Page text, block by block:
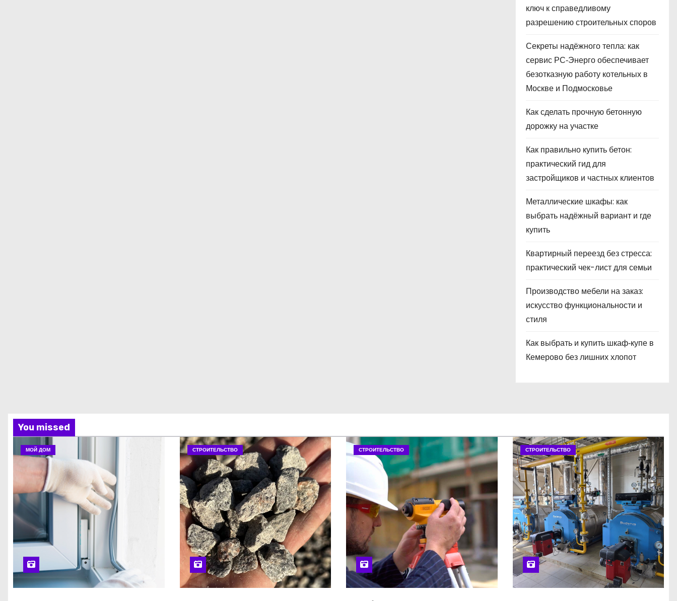
ключ к справедливому
разрешению строительных споров
Секреты надёжного тепла: как
сервис РС‑Энерго обеспечивает
безотказную работу котельных в
Москве и Подмосковье
Как сделать прочную бетонную
дорожку на участке
Как правильно купить бетон:
практический гид для
застройщиков и частных клиентов
Металлические шкафы: как
выбрать надёжный вариант и где
купить
Квартирный переезд без стресса:
практический чек-лист для семьи
Производство мебели на заказ:
искусство функциональности и
стиля
Как выбрать и купить шкаф‑купе в
Кемерово без лишних хлопот
You missed
МОЙ ДОМ СТРОИТЕЛЬСТВО СТРОИТЕЛЬСТВО СТРОИТЕЛЬСТВО